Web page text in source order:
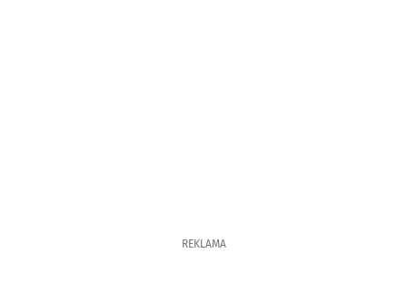
REKLAMA